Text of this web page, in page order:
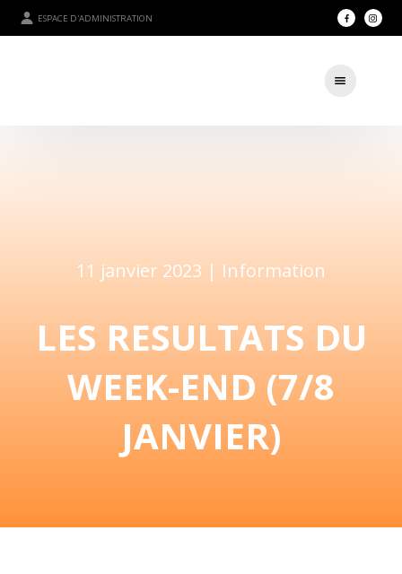
ESPACE D'ADMINISTRATION
11 janvier 2023 | Information
LES RESULTATS DU
WEEK-END (7/8
JANVIER)